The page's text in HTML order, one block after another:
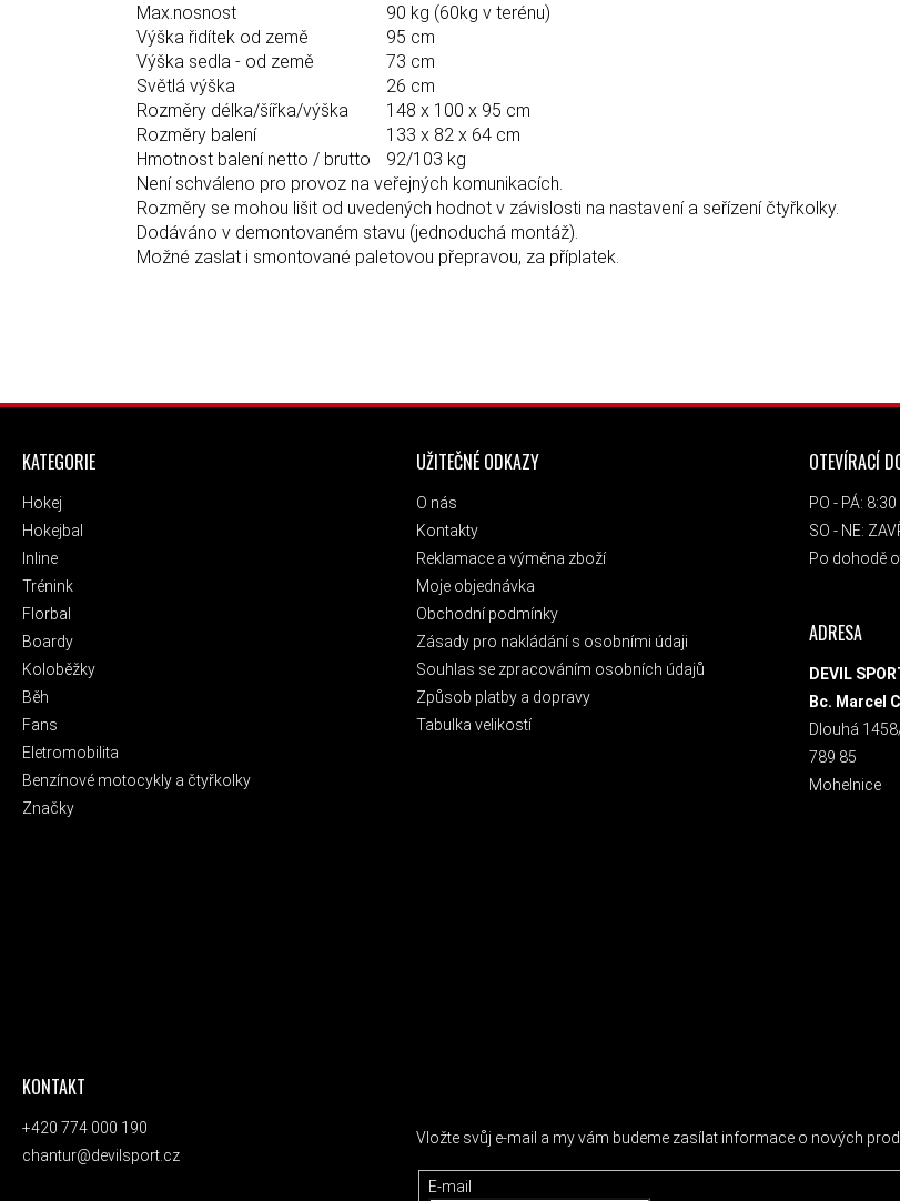
Max.nosnost
90 kg (60kg v terénu)
Výška řidítek od země
95 cm
Výška sedla - od země
73 cm
Světlá výška
26 cm
Rozměry délka/šířka/výška
148 x 100 x 95 cm
Rozměry balení
133 x 82 x 64 cm
Hmotnost balení netto / brutto
92/103 kg
Není schváleno pro provoz na veřejných komunikacích.
Rozměry se mohou lišit od uvedených hodnot v závislosti na nastavení a seřízení čtyřkolky.
Dodáváno v demontovaném stavu (jednoduchá montáž).
Možné zaslat i smontované paletovou přepravou, za příplatek.
ZÁPATÍ
KATEGORIE
Hokej
Hokejbal
Inline
Trénink
Florbal
Boardy
Koloběžky
Běh
Fans
Eletromobilita
Benzínové motocykly a čtyřkolky
Značky
UŽITEČNÉ ODKAZY
O nás
Kontakty
Reklamace a výměna zboží
Moje objednávka
Obchodní podmínky
Zásady pro nakládání s osobními údaji
Souhlas se zpracováním osobních údajů
Způsob platby a dopravy
Tabulka velikostí
OTEVÍRACÍ
PO - PÁ:
SO - NE:
Po dohodě
ADRESA
DEVIL
Bc. Marcel
Dlouhá
789 85
Mohelnice
KONTAKT
+420 774 000 190
chantur@devilsport.cz
Vložte svůj e-mail a my vám budeme zasílat informace o nových
E-mail